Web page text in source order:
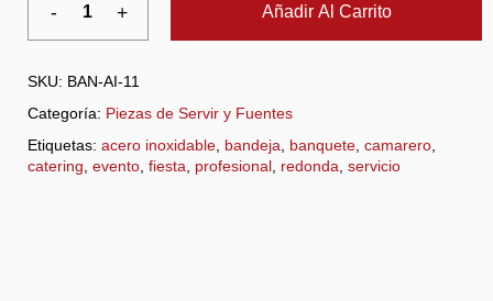
Añadir Al Carrito
SKU: BAN-AI-11
Categoría: Piezas de Servir y Fuentes
Etiquetas: acero inoxidable bandeja banquete camarero
catering evento fiesta profesional redonda servicio